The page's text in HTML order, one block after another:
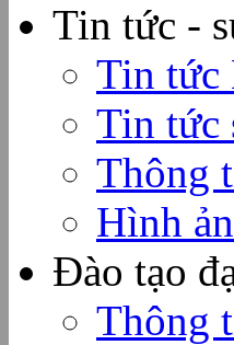
Tin tức -
Tin tức
Tin tức
Thông
Hình
Đào tạo
Thông